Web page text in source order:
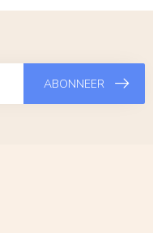
ABONNEER